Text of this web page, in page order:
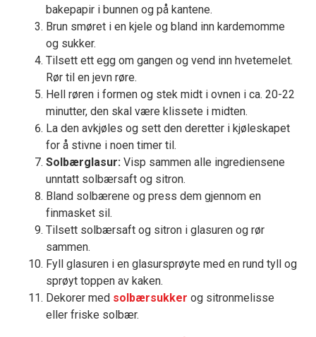
bakepapir i bunnen og på kantene.
Brun smøret i en kjele og bland inn kardemomme
og sukker.
Tilsett ett egg om gangen og vend inn hvetemelet.
Rør til en jevn røre.
Hell røren i formen og stek midt i ovnen i ca. 20-22
minutter, den skal være klissete i midten.
La den avkjøles og sett den deretter i kjøleskapet
for å stivne i noen timer til.
Solbærglasur: Visp sammen alle ingrediensene
unntatt solbærsaft og sitron.
Bland solbærene og press dem gjennom en
finmasket sil.
Tilsett solbærsaft og sitron i glasuren og rør
sammen.
Fyll glasuren i en glasursprøyte med en rund tyll og
sprøyt toppen av kaken.
Dekorer med solbærsukker og sitronmelisse
eller friske solbær.